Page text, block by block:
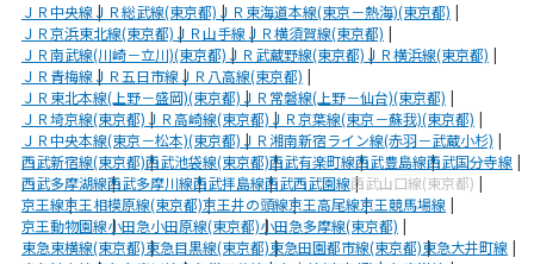
ＪＲ中央線ＪＲ総武線(東京都)ＪＲ東海道本線(東京－熱海)(東京都)
ＪＲ京浜東北線(東京都)ＪＲ山手線ＪＲ横須賀線(東京都)
ＪＲ南武線(川崎－立川)(東京都)ＪＲ武蔵野線(東京都)ＪＲ横浜線(東京都)
ＪＲ青梅線ＪＲ五日市線ＪＲ八高線(東京都)
ＪＲ東北本線(上野－盛岡)(東京都)ＪＲ常磐線(上野－仙台)(東京都)
ＪＲ埼京線(東京都)ＪＲ高崎線(東京都)ＪＲ京葉線(東京－蘇我)(東京都)
ＪＲ中央本線(東京－松本)(東京都)ＪＲ湘南新宿ライン線(赤羽－武蔵小杉)
西武新宿線(東京都)西武池袋線(東京都)西武有楽町線西武豊島線西武国分寺線
西武多摩湖線西武多摩川線西武拝島線西武西武園線西武山口線(東京都)
京王線京王相模原線(東京都)京王井の頭線京王高尾線京王競馬場線
京王動物園線小田急小田原線(東京都)小田急多摩線(東京都)
東急東横線(東京都)東急目黒線(東京都)東急田園都市線(東京都)東急大井町線